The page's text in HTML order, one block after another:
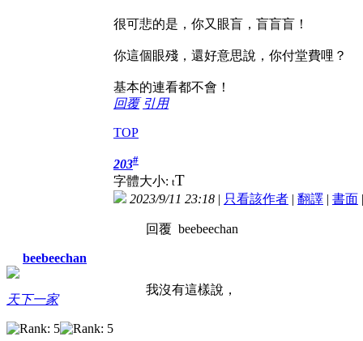
很可悲的是，你又眼盲，盲盲盲！
你這個眼殘，還好意思說，你付堂費哩？
基本的連看都不會！
回覆 引用
TOP
beebeechan
天下一家
203#
字體大小: tT
2023/9/11 23:18 | 只看該作者 | 翻譯 | 書面
回覆 beebeechan
我沒有這樣說，